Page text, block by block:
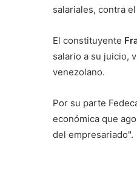
salariales, contra
El constituyente
salario a su juicio,
venezolano.
Por su parte
económica que
del empresariado".